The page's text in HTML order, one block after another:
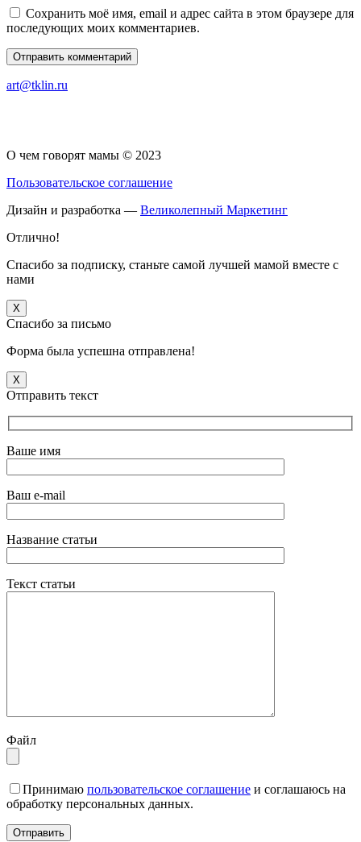
Сохранить моё имя, email и адрес сайта в этом браузере для
последующих моих комментариев.
art@tklin.ru
О чем говорят мамы © 2023
Пользовательское соглашение
Дизайн и разработка — Великолепный Маркетинг
Отлично!
Спасибо за подписку, станьте самой лучшей мамой вместе с
нами
X
Спасибо за письмо
Форма была успешна отправлена!
X
Отправить текст
Ваше имя
Ваш e-mail
Название статьи
Текст статьи
Файл
Принимаю пользовательское соглашение и соглашаюсь на
обработку персональных данных.